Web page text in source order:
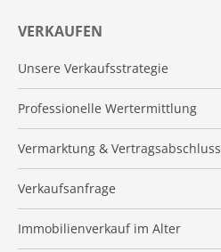
VERKAUFEN
Unsere Verkaufsstrategie
Professionelle Wertermittlung
Vermarktung & Vertragsabschluss
Verkaufsanfrage
Immobilienverkauf im Alter